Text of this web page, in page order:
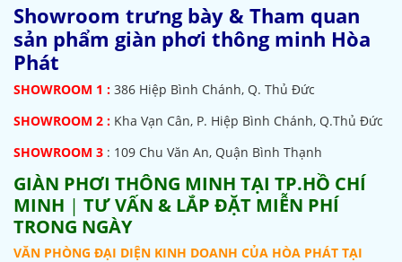
Showroom trưng bày & Tham quan
sản phẩm giàn phơi thông minh Hòa
Phát
SHOWROOM 1 : 386 Hiệp Bình Chánh, Q. Thủ Đức
SHOWROOM 2 : Kha Vạn Cân, P. Hiệp Bình Chánh, Q.Thủ Đức
SHOWROOM 3 : 109 Chu Văn An, Quận Bình Thạnh
GIÀN PHƠI THÔNG MINH TẠI TP.HỒ CHÍ
MINH | TƯ VẤN & LẮP ĐẶT MIỄN PHÍ
TRONG NGÀY
VĂN PHÒNG ĐẠI DIỆN KINH DOANH CỦA HÒA PHÁT TẠI